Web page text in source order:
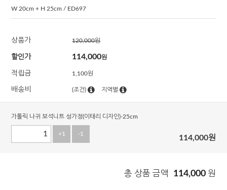
W 20cm + H 25cm / ED697
상품가 120,000원
할인가 114,000원
적립금 1,100원
배송비 (조건) 지역별
가톨릭 나귀 보석니트 성가정(이태리 디자인)-25cm
+1 -1 114,000원
총 상품 금액 114,000 원